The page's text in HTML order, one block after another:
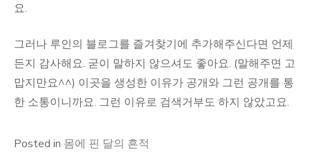
요.
그러나 루인의 블로그를 즐겨찾기에 추가해주신다면 언제
든지 감사해요. 굳이 말하지 않으셔도 좋아요. (말해주면 고
맙지만요^^) 이곳을 생성한 이유가 공개와 그런 공개를 통
한 소통이니까요. 그런 이유로 검색거부도 하지 않았고요.
Posted in 몸에 핀 달의 흔적